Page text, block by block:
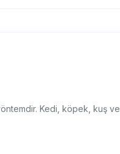
Kedi, köpek, kuş